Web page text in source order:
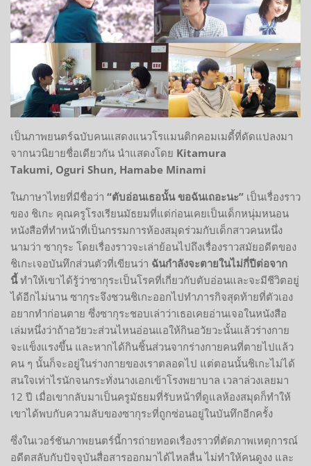
เป็นภาพยนตร์ฉบับคนแสดงแนวโรแมนติกคอมเมดี้ที่ดัดแปลงมา
จากนวนิยายชื่อเดียวกัน นำแสดงโดย Kitamura
Takumi, Oguri Shun, Hamabe Minami
ในภาษาไทยที่มีชื่อว่า “ตับอ่อนเธอนั้น ขอฉันเถอะนะ” เป็นเรื่องราว
ของ ชิเกะ คุณครูโรงเรียนมัธยมที่แต่ก่อนเคยเป็นเด็กหนุ่มหนอน
หนังสือที่ทำหน้าที่เป็นกรรมการห้องสมุดร่วมกับเด็กสาวคนหนึ่ง
นามว่า ซากุระ โดยเรื่องราวจะเล่าย้อนไปถึงเรื่องราวสมัยอดีตของ
ชิเกะเจอบันทึกส่วนตัวที่เขียนว่า ฉันกำลังจะตายในไม่กี่ปีต่อจาก
นี้ทำให้เขาได้รู้ว่าซากุระเป็นโรคที่เกี่ยวกับตับอ่อนและจะมีชีวิตอยู่
ได้อีกไม่นาน ซากุระจึงชวนชิเกะออกไปทำภารกิจสุดท้ายที่ตัวเอง
อยากทำก่อนตาย ซึ่งซากุระชอบเล่าว่าเธอเคยอ่านเจอในหนังสือ
เล่มหนึ่งว่าถ้าอวัยวะส่วนไหนอ่อนแอให้กินอวัยวะนั้นแล้วร่างกาย
จะแข็งแรงขึ้น และหากได้กินชิ้นส่วนจากร่างกายคนที่ตายไปแล้ว
คน ๆ นั้นก็จะอยู่ในร่างกายของเราตลอดไป แต่ตอนนั้นชิเกะไม่ได้
สนใจเท่าไรนักจนกระทั่งนางเอกเข้าโรงพยาบาล เวลาล่วงเลยมา
12 ปี เมื่อเขากลับมาเป็นครูมัธยมที่รับหน้าที่ดูแลห้องสมุดก็ทำให้
เขาได้พบกับความลับของซากุระที่ถูกซ่อนอยู่ในบันทึกอีกครั้ง
ซึ่งในเวอร์ชันภาพยนตร์นี้การถ่ายทอดเรื่องราวที่ตัดภาพเหตุการณ์
อดีตสลับกับปัจจุบันสื่อสารออกมาได้ไหลลื่น ไม่ทำให้คนดูงง และ